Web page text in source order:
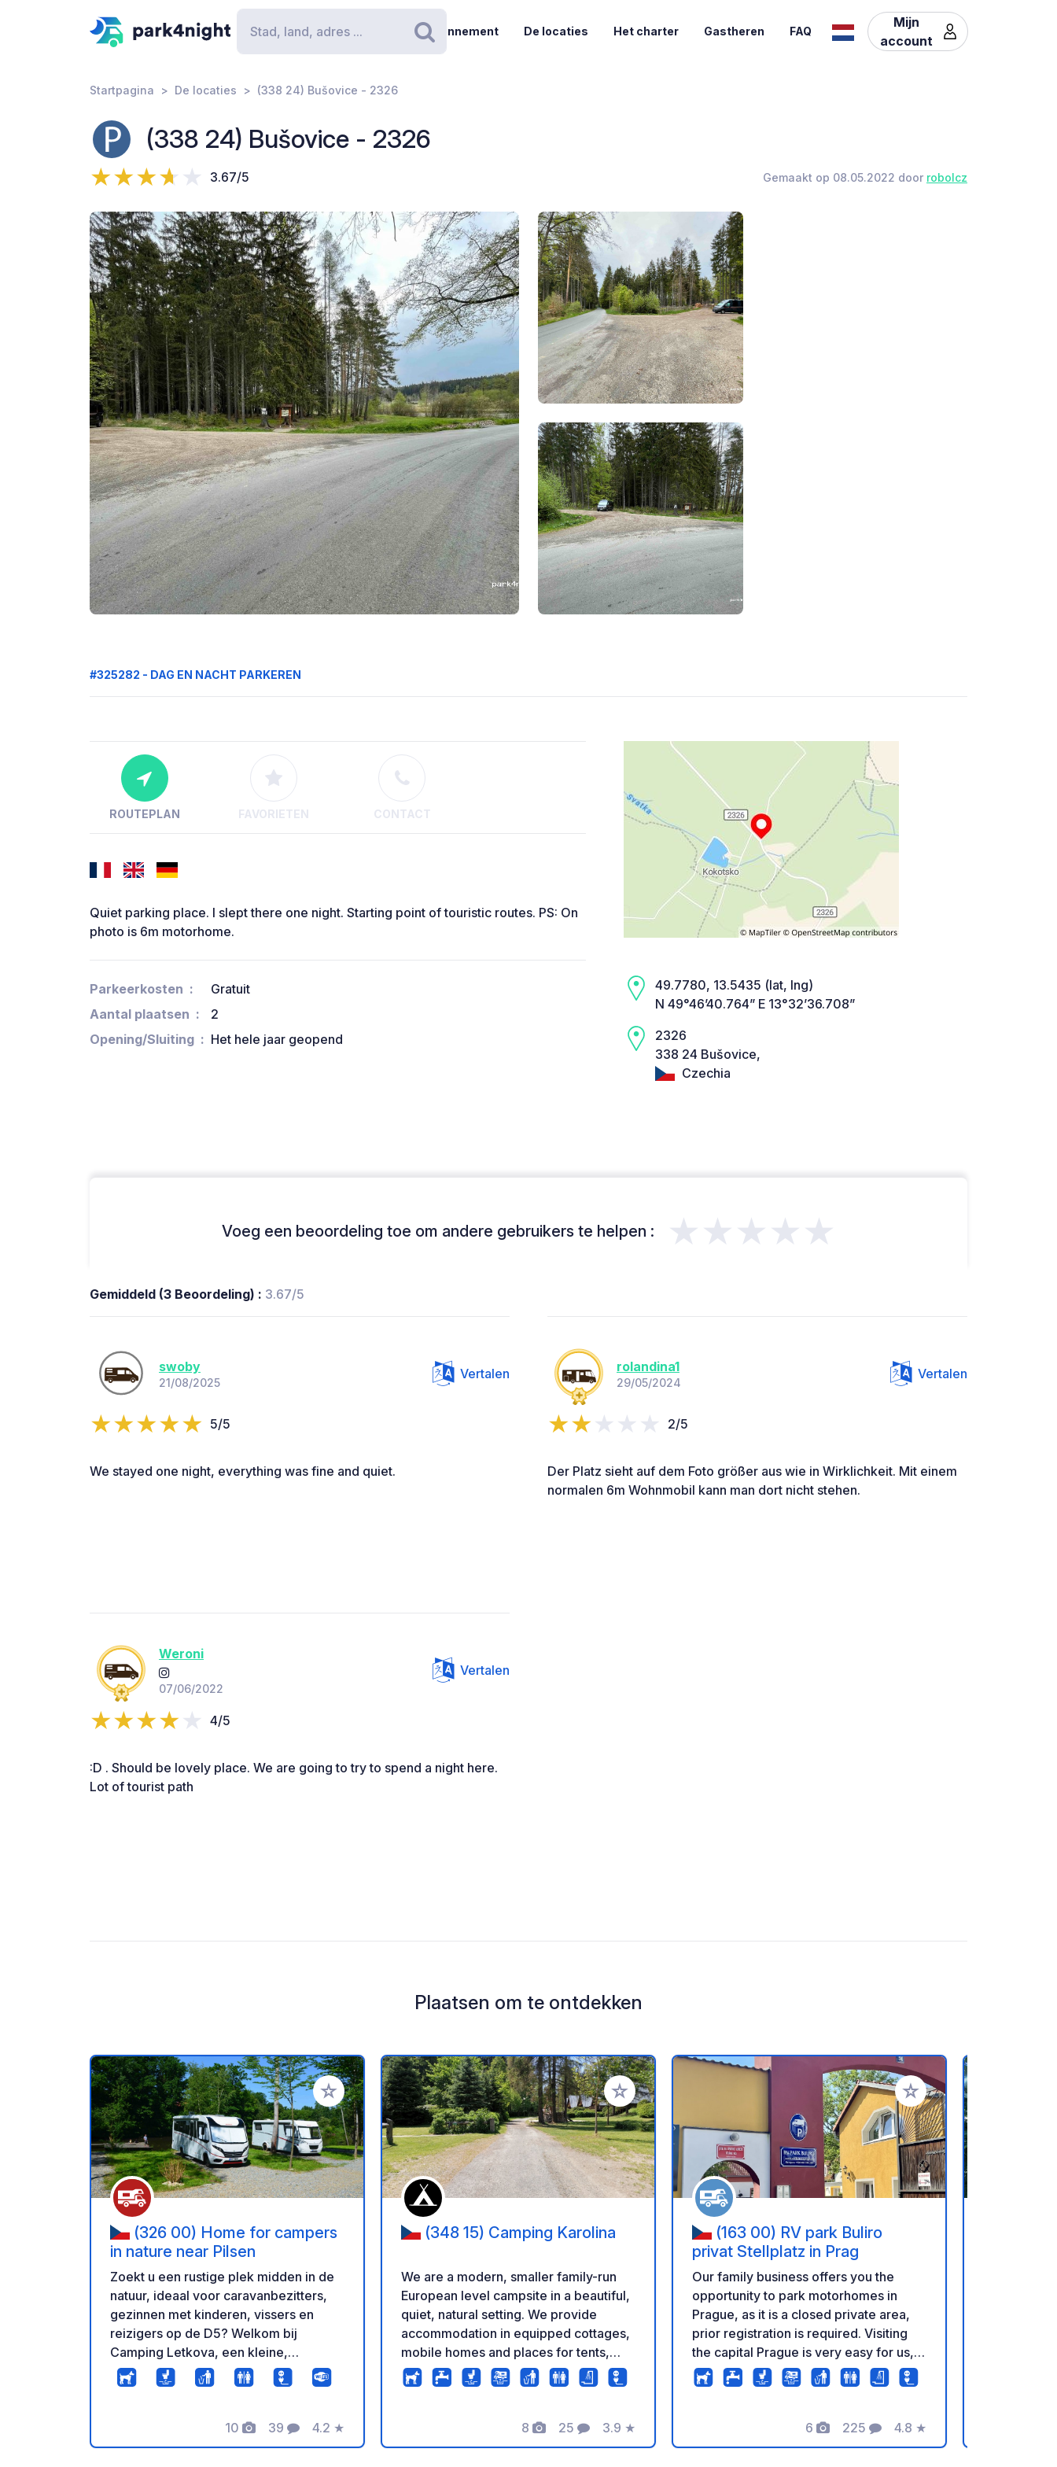
Zoeken
Abonnement De locaties Het charter Gastheren FAQ
Mijn
account
Startpagina De locaties (338 24) Bušovice - 2326
(338 24) Bušovice - 2326
3.67/5 Gemaakt op 08.05.2022 door robolcz
#325282 - DAG EN NACHT PARKEREN
ROUTEPLAN FAVORIETEN CONTACT
Quiet parking place. I slept there one night. Starting point of touristic routes. PS: On
photo is 6m motorhome.
Parkeerkosten
Gratuit
Aantal plaatsen
2
Opening/Sluiting
Het hele jaar geopend
49.7780, 13.5435 (lat, lng)
N 49°46’40.764” E 13°32’36.708”
2326
338 24 Bušovice,
Czechia
Voeg een beoordeling toe om andere gebruikers te helpen : ★★★★★
Gemiddeld (3 Beoordeling) : 3.67/5
swoby
21/08/2025
Vertalen
5/5
We stayed one night, everything was fine and quiet.
rolandina1
29/05/2024
Vertalen
2/5
Der Platz sieht auf dem Foto größer aus wie in Wirklichkeit. Mit einem
normalen 6m Wohnmobil kann man dort nicht stehen.
Weroni
07/06/2022
Vertalen
4/5
:D . Should be lovely place. We are going to try to spend a night here.
Lot of tourist path
Plaatsen om te ontdekken
Voeg toe aan je favorieten
(326 00) Home for campers
in nature near Pilsen
Zoekt u een rustige plek midden in de
natuur, ideaal voor caravanbezitters,
gezinnen met kinderen, vissers en
reizigers op de D5? Welkom bij
Camping Letkova, een kleine,
natuurvriendelijke camping vlakbij
Plzeň, met liefde gebouwd en
ervaringen als caravanbezitters.
Vergeet beton, lawaai en drukte: hier
10
Foto's
39
Commentaren
4.2
Beoordeling
★
Voeg toe aan je favorieten
(348 15) Camping Karolina
We are a modern, smaller family-run
European level campsite in a beautiful,
quiet, natural setting. We provide
accommodation in equipped cottages,
mobile homes and places for tents,
caravans, RVs with electrical plugs
around whole camp site. We offer all
8
Foto's
25
Commentaren
3.9
Beoordeling
★
Voeg toe aan je favorieten
(163 00) RV park Buliro
privat Stellplatz in Prag
Our family business offers you the
opportunity to park motorhomes in
Prague, as it is a closed private area,
prior registration is required. Visiting
the capital Prague is very easy for us,
you can reach the center in just 20
minutes by tram.
6
Foto's
225
Commentaren
4.8
Beoordeling
★